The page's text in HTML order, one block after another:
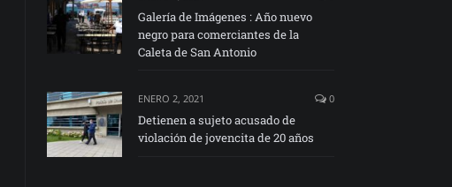
Galería de Imágenes : Año nuevo
negro para comerciantes de la
Caleta de San Antonio
ENERO 2, 2021 0
Detienen a sujeto acusado de
violación de jovencita de 20 años